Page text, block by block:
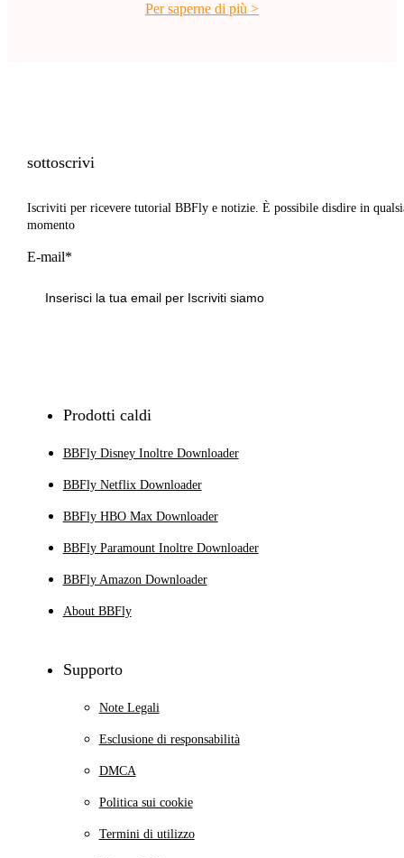
Per saperne di più >
sottoscrivi
Iscriviti per ricevere tutorial BBFly e notizie. È possibile disdire in
momento
E-mail*
Prodotti caldi
BBFly Disney Inoltre Downloader
BBFly Netflix Downloader
BBFly HBO Max Downloader
BBFly Paramount Inoltre Downloader
BBFly Amazon Downloader
About BBFly
Supporto
Note Legali
Esclusione di responsabilità
DMCA
Politica sui cookie
Termini di utilizzo